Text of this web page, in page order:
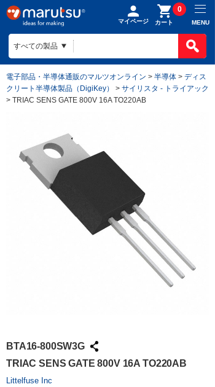
マイページ カート
0
MENU
電子部品・半導体通販のマルツオンライン > 半導体 > ディス
クリート半導体製品（DigiKey）
> サイリスタ - トライアック
> TRIAC SENS GATE 800V 16A TO220AB
BTA16-800SW3G
TRIAC SENS GATE 800V 16A TO220AB
Littelfuse Inc